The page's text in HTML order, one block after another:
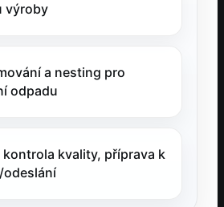
výroby
a nesting pro
odpadu
kontrola kvality, příprava k